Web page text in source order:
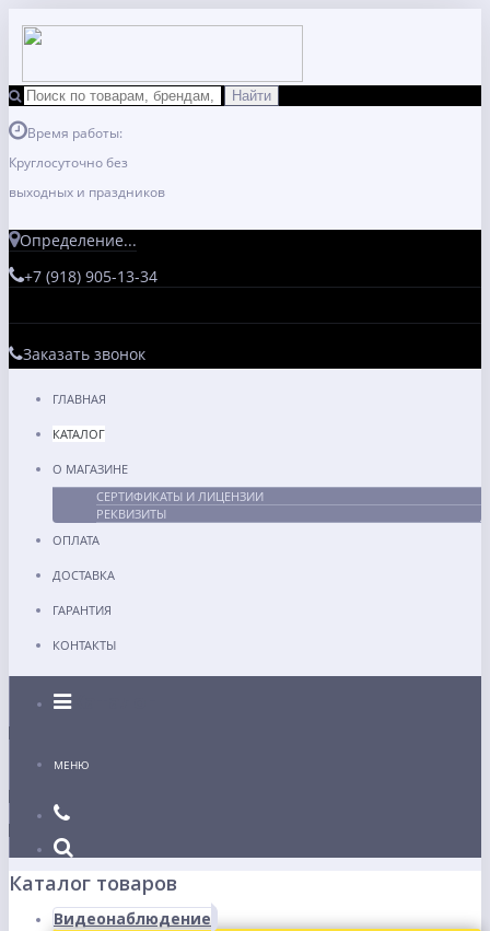
Время работы:
Круглосуточно без
выходных и праздников
Определение...
+7 (918) 905-13-34
Заказать звонок
ГЛАВНАЯ
КАТАЛОГ
О МАГАЗИНЕ
СЕРТИФИКАТЫ И ЛИЦЕНЗИИ
РЕКВИЗИТЫ
ОПЛАТА
ДОСТАВКА
ГАРАНТИЯ
КОНТАКТЫ
Каталог
МЕНЮ
Каталог товаров
Видеонаблюдение